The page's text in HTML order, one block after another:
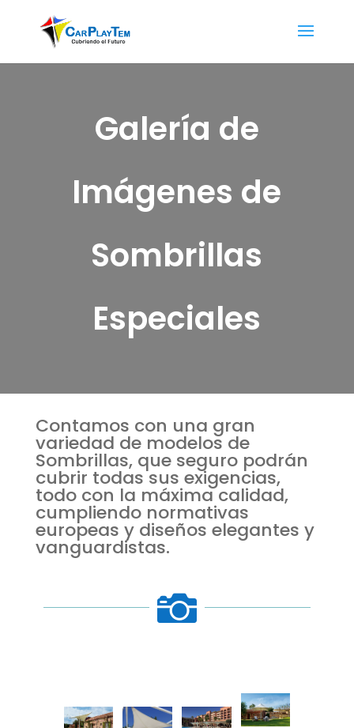
Galería de
Imágenes de
Sombrillas
Especiales
Contamos con una gran
variedad de modelos de
Sombrillas, que seguro podrán
cubrir todas sus exigencias,
todo con la máxima calidad,
cumpliendo normativas
europeas y diseños elegantes y
vanguardistas.
